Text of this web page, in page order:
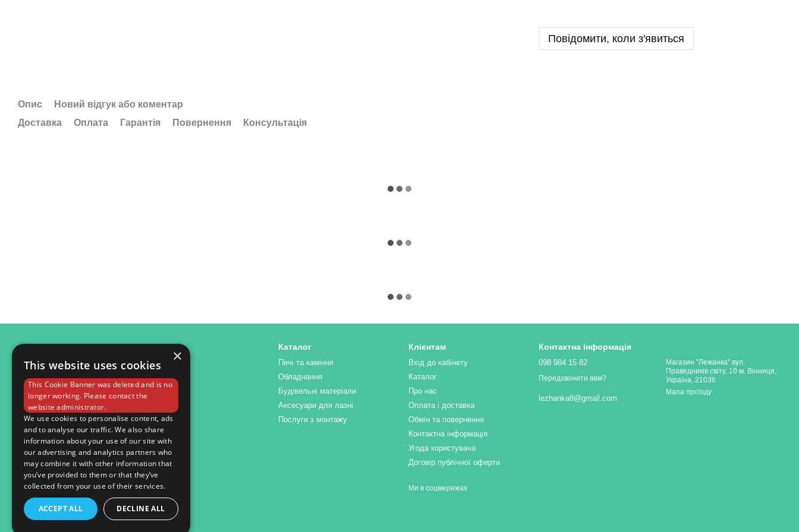
Опис
Новий відгук або коментар
Доставка
Оплата Гарантія Повернення Консультація
Повідомити, коли з'явиться
© 2026
Мобільна версія
Каталог
Печі та каміння
Обладнання
Будівельні матеріали
Аксесуари для лазні
Послуги з монтажу
Клієнтам
Вхід до кабінету
Каталог
Про нас
Оплата і доставка
Обмін та повернення
Контактна інформація
Угода користувача
Договір публічної оферти
Ми в соцмережах
Контактна інформація
098 984 15 82
Передзвонити вам?
lezhanka8@gmail.com
Магазин "Лежанка" вул.
Праведників світу, 10 м. Вінниця,
Україна, 21036
Мапа проїзду
×
This website uses cookies
This Cookie Banner was deleted and is no
longer working. Please contact the
website administrator.
We use cookies to personalise content, ads
and to analyse our traffic. We also share
information about your use of our site with
our advertising and analytics partners who
may combine it with other information that
you’ve provided to them or that they’ve
collected from your use of their services.
ACCEPT ALL DECLINE ALL